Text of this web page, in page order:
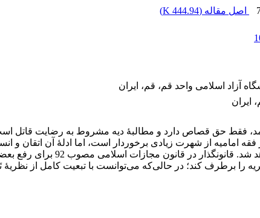
اصل مقاله (444.94 K
)
آزاد اسلامی واحد قم، قم، ایران
ایران
فقط حق قصاص دارد و مطالبۀ دیه مشروط به رضایت قاتل
امامیه از شهرت زیادی برخوردار است، اما ادلۀ آن اتقان و
مقتول و عدم امکان رعایت
را برطرف کند؛ در حالی‌که می‌توانست با تبعیت کامل از